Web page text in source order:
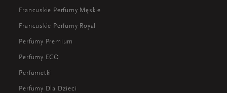
Francuskie Perfumy Męskie
Francuskie Perfumy Royal
Perfumy Premium
Perfumy ECO
Perfumetki
Perfumy Dla Dzieci